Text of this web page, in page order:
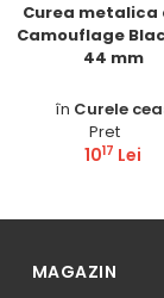
Curea metalica
Camouflage
44 mm
în Curele
Pret
1017 Lei
Comandă
MAGAZIN